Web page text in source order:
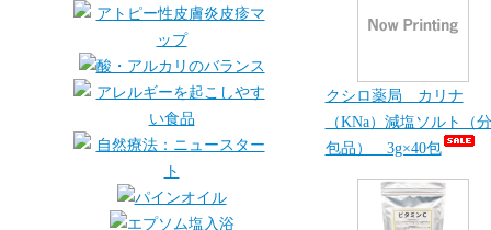
クシロ薬局 カリナ
（KNa）減塩ソルト（分
包品） 3g×40包